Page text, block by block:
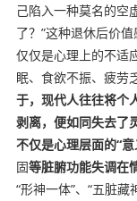
己陷入一种莫名的
了？”这种退休后价
仅仅是心理上的不适
眠、食欲不振、疲劳
于，现代人往往将个
剥离，便如同失去了
不仅是心理层面的“
固等脏腑功能失调在
“形神一体”、“五脏